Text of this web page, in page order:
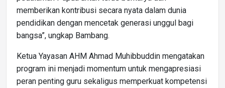
memberikan kontribusi secara nyata dalam dunia
pendidikan dengan mencetak generasi unggul bagi
bangsa”, ungkap Bambang.
Ketua Yayasan AHM Ahmad Muhibbuddin mengatakan
program ini menjadi momentum untuk mengapresiasi
peran penting guru sekaligus memperkuat kompetensi